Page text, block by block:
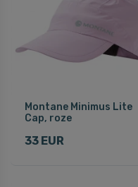
Montane Minimus Lite
Cap, roze
33 EUR